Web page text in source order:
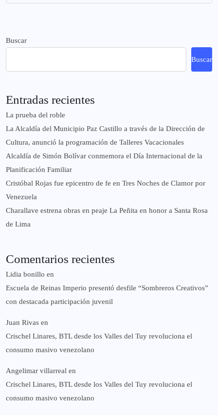
Buscar
Buscar
Entradas recientes
La prueba del roble
La Alcaldía del Municipio Paz Castillo a través de la Dirección de
Cultura, anunció la programación de Talleres Vacacionales
Alcaldía de Simón Bolívar conmemora el Día Internacional de la
Planificación Familiar
Cristóbal Rojas fue epicentro de fe en Tres Noches de Clamor por
Venezuela
Charallave estrena obras en peaje La Peñita en honor a Santa Rosa
de Lima
Comentarios recientes
Lidia bonillo en
Escuela de Reinas Imperio presentó desfile “Sombreros Creativos”
con destacada participación juvenil
Juan Rivas en
Crischel Linares, BTL desde los Valles del Tuy revoluciona el
consumo masivo venezolano
Angelimar villarreal en
Crischel Linares, BTL desde los Valles del Tuy revoluciona el
consumo masivo venezolano